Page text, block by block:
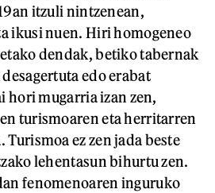
itzuli nintzenean,
ikusi nuen. Hiri homogeneo
dendak, betiko tabernak
edo erabat
hori mugarria izan zen,
turismoaren eta herritarren
Turismoa ez zen jada beste
lehentasun bihurtu zen.
fenomenoaren inguruko